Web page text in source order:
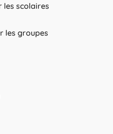
les scolaires
les groupes